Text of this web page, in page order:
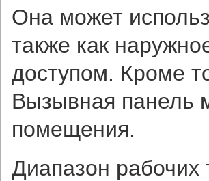
Она может
также как
доступом. Кроме
Вызывная панель
помещения.
Диапазон рабочих